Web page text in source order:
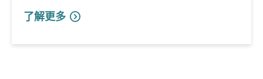
了解更多